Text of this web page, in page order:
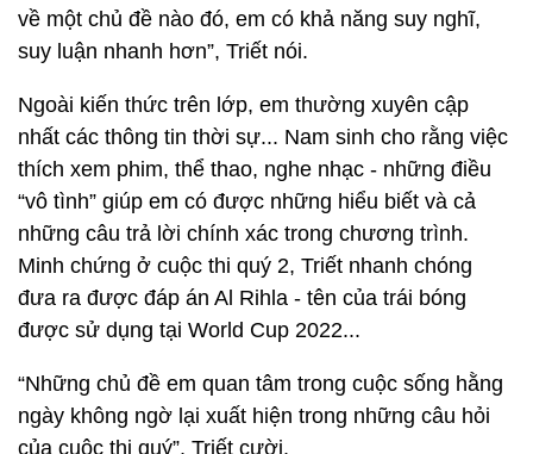
về một chủ đề nào đó, em có khả năng suy nghĩ,
suy luận nhanh hơn”, Triết nói.
Ngoài kiến thức trên lớp, em thường xuyên cập
nhất các thông tin thời sự... Nam sinh cho rằng việc
thích xem phim, thể thao, nghe nhạc - những điều
“vô tình” giúp em có được những hiểu biết và cả
những câu trả lời chính xác trong chương trình.
Minh chứng ở cuộc thi quý 2, Triết nhanh chóng
đưa ra được đáp án Al Rihla - tên của trái bóng
được sử dụng tại World Cup 2022...
“Những chủ đề em quan tâm trong cuộc sống hằng
ngày không ngờ lại xuất hiện trong những câu hỏi
của cuộc thi quý”, Triết cười.